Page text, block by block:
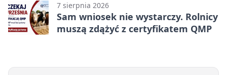
7 sierpnia 2026
Sam wniosek nie wystarczy. Rolnicy
muszą zdążyć z certyfikatem QMP